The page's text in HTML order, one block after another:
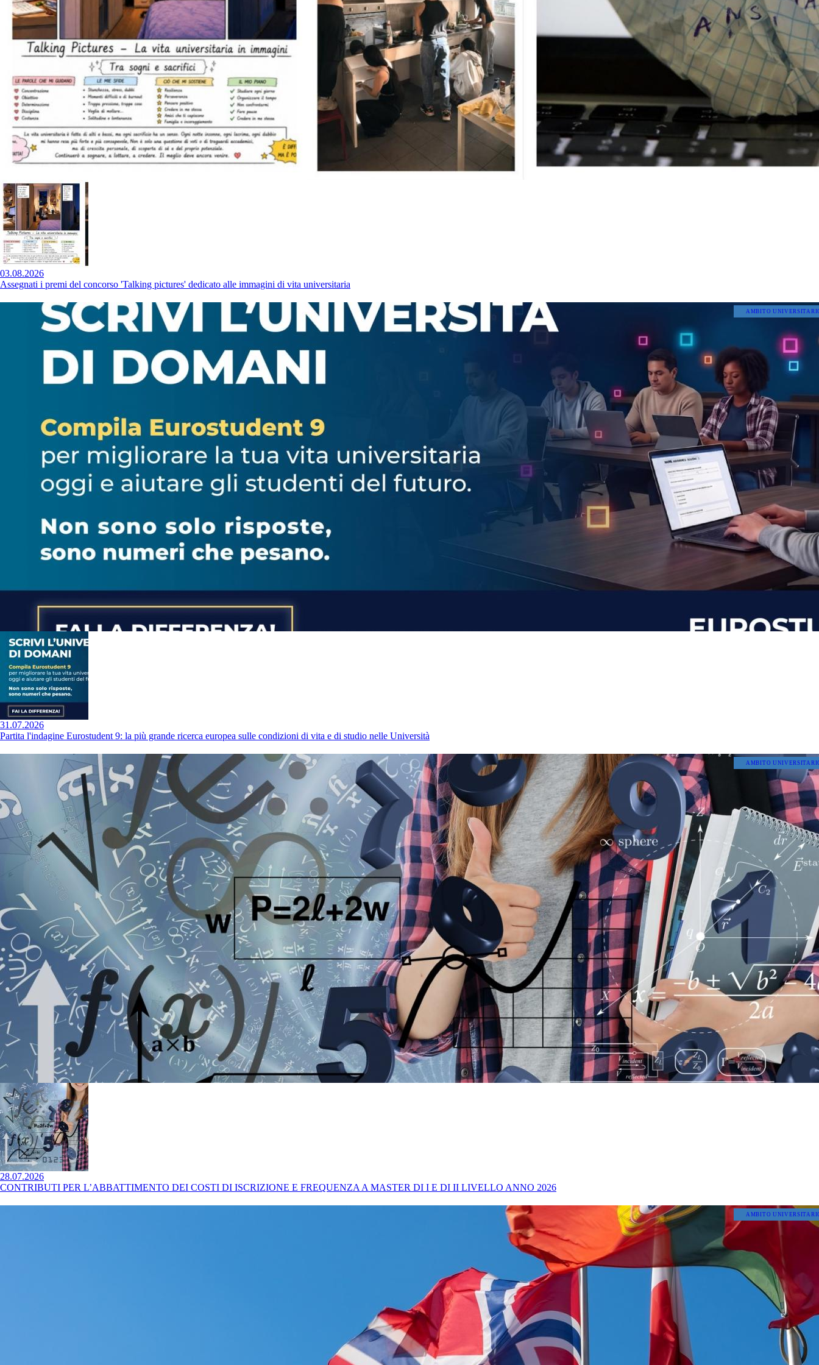
03.08.2026
Assegnati i premi del concorso 'Talking pictures' dedicato alle immagini di vita universitaria
AMBITO
31.07.2026
Partita l'indagine Eurostudent 9: la più grande ricerca europea sulle condizioni di vita e di studio nelle Università
AMBITO
28.07.2026
CONTRIBUTI PER L’ABBATTIMENTO DEI COSTI DI ISCRIZIONE E FREQUENZA A MASTER DI I E DI II LIVELLO ANNO 2026
AMBITO